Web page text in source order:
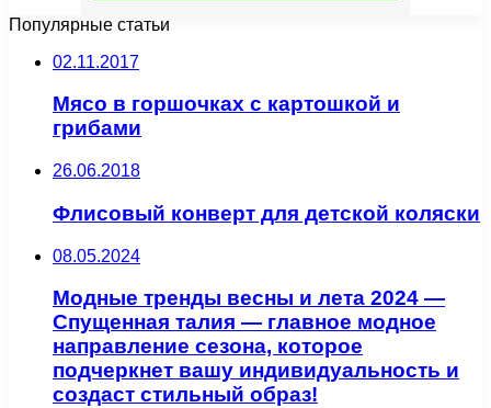
Популярные статьи
02.11.2017
Мясо в горшочках с картошкой и
грибами
26.06.2018
Флисовый конверт для детской коляски
08.05.2024
Модные тренды весны и лета 2024 —
Спущенная талия — главное модное
направление сезона, которое
подчеркнет вашу индивидуальность и
создаст стильный образ!